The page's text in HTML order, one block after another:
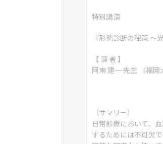
特別講演
『形態診断の秘策 ～
【 演 者 】
阿南 建一 先生 （福岡
（サマリー）
日常診療において、
するためには不可欠